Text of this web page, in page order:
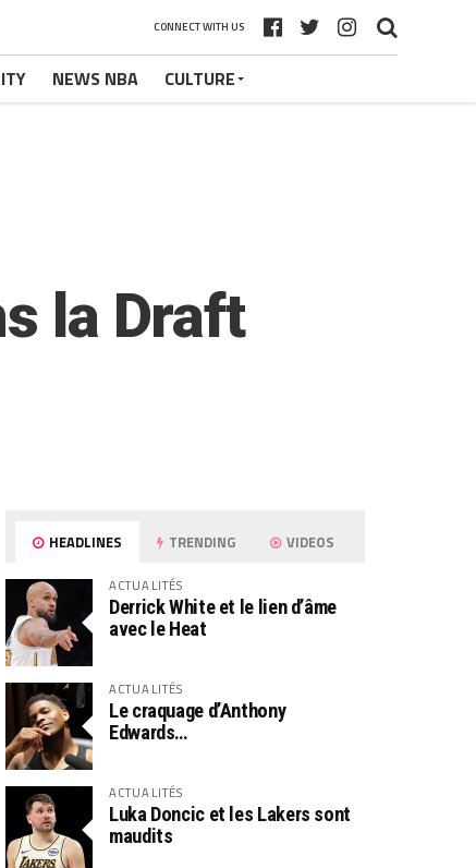
CONNECT WITH US
NEWS NBA CULTURE
la Draft
HEADLINES TRENDING VIDEOS
ACTUALITÉS
Derrick White et le lien d’âme
avec le Heat
ACTUALITÉS
Le craquage d’Anthony
Edwards…
ACTUALITÉS
Luka Doncic et les Lakers sont
maudits